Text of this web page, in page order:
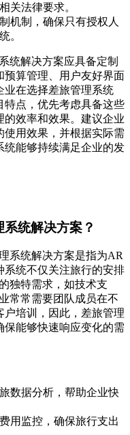
关法律要求。
机制，确保只有授权人
。
统解决方案应具备定制
预算管理、用户友好界面
业在选择差旅管理系统
特点，优先考虑具备这些
效率和效果。建议企业
使用效果，并根据实际需
统能够持续满足企业的发
统解决方案？
系统解决方案是指为AR
系统不仅关注旅行的安排
独特需求，如技术支
常常需要团队成员在不
户培训，因此，差旅管理
保能够快速响应变化的需
数据分析，帮助企业快
用监控，确保旅行支出